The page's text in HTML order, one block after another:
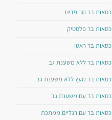
כסאות בר מרופדים
כסאות בר פלסטיק
כסאות בר ראטן
כסאות בר ללא משענת גב
כסאות בר מעץ ללא משענת גב
כסאות בר עם משענת גב
כסאות בר עם רגליים ממתכת